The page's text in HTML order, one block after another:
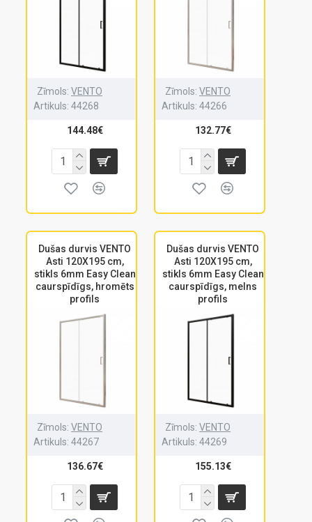
Zīmols: VENTO
Artikuls: 44268
144.48€
Zīmols: VENTO
Artikuls: 44266
132.77€
Dušas durvis VENTO
Asti 120X195 cm,
stikls 6mm Easy Clean
caurspīdīgs, hromēts
profils
Zīmols: VENTO
Artikuls: 44267
136.67€
Dušas durvis VENTO
Asti 120X195 cm,
stikls 6mm Easy Clean
caurspīdīgs, melns
profils
Zīmols: VENTO
Artikuls: 44269
155.13€